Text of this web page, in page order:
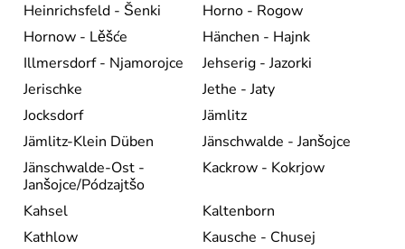
Heinrichsfeld - Šenki
Horno - Rogow
Hornow - Lěšće
Hänchen - Hajnk
Illmersdorf - Njamorojce
Jehserig - Jazorki
Jerischke
Jethe - Jaty
Jocksdorf
Jämlitz
Jämlitz-Klein Düben
Jänschwalde - Janšojce
Jänschwalde-Ost -
Janšojce/Pódzajtšo
Kackrow - Kokrjow
Kahsel
Kaltenborn
Kathlow
Kausche - Chusej